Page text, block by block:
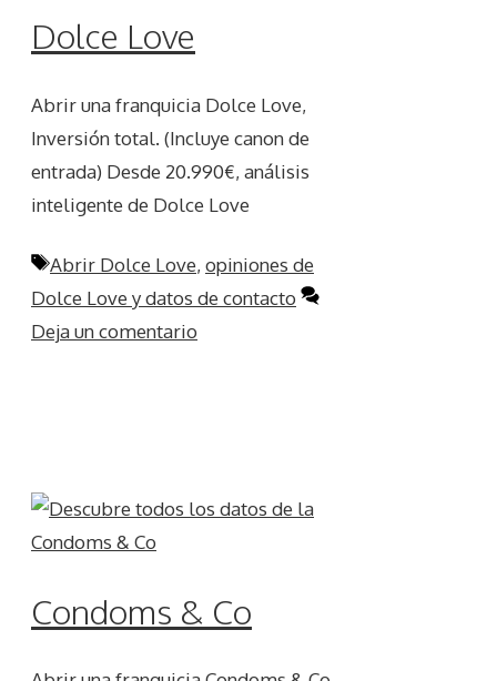
Dolce Love
Abrir una franquicia Dolce Love,
Inversión total. (Incluye canon de
entrada) Desde 20.990€, análisis
inteligente de Dolce Love
Etiquetas
Abrir Dolce Love, opiniones de
Dolce Love y datos de contacto
Deja un comentario
Condoms & Co